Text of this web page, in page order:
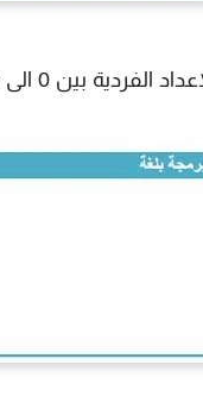
بين 0 الى 100 ؟